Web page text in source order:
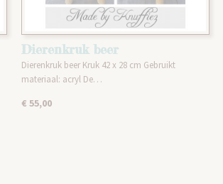
Dierenkruk beer
Dierenkruk beer Kruk 42 x 28 cm Gebruikt
materiaal: acryl De…
€ 55,00